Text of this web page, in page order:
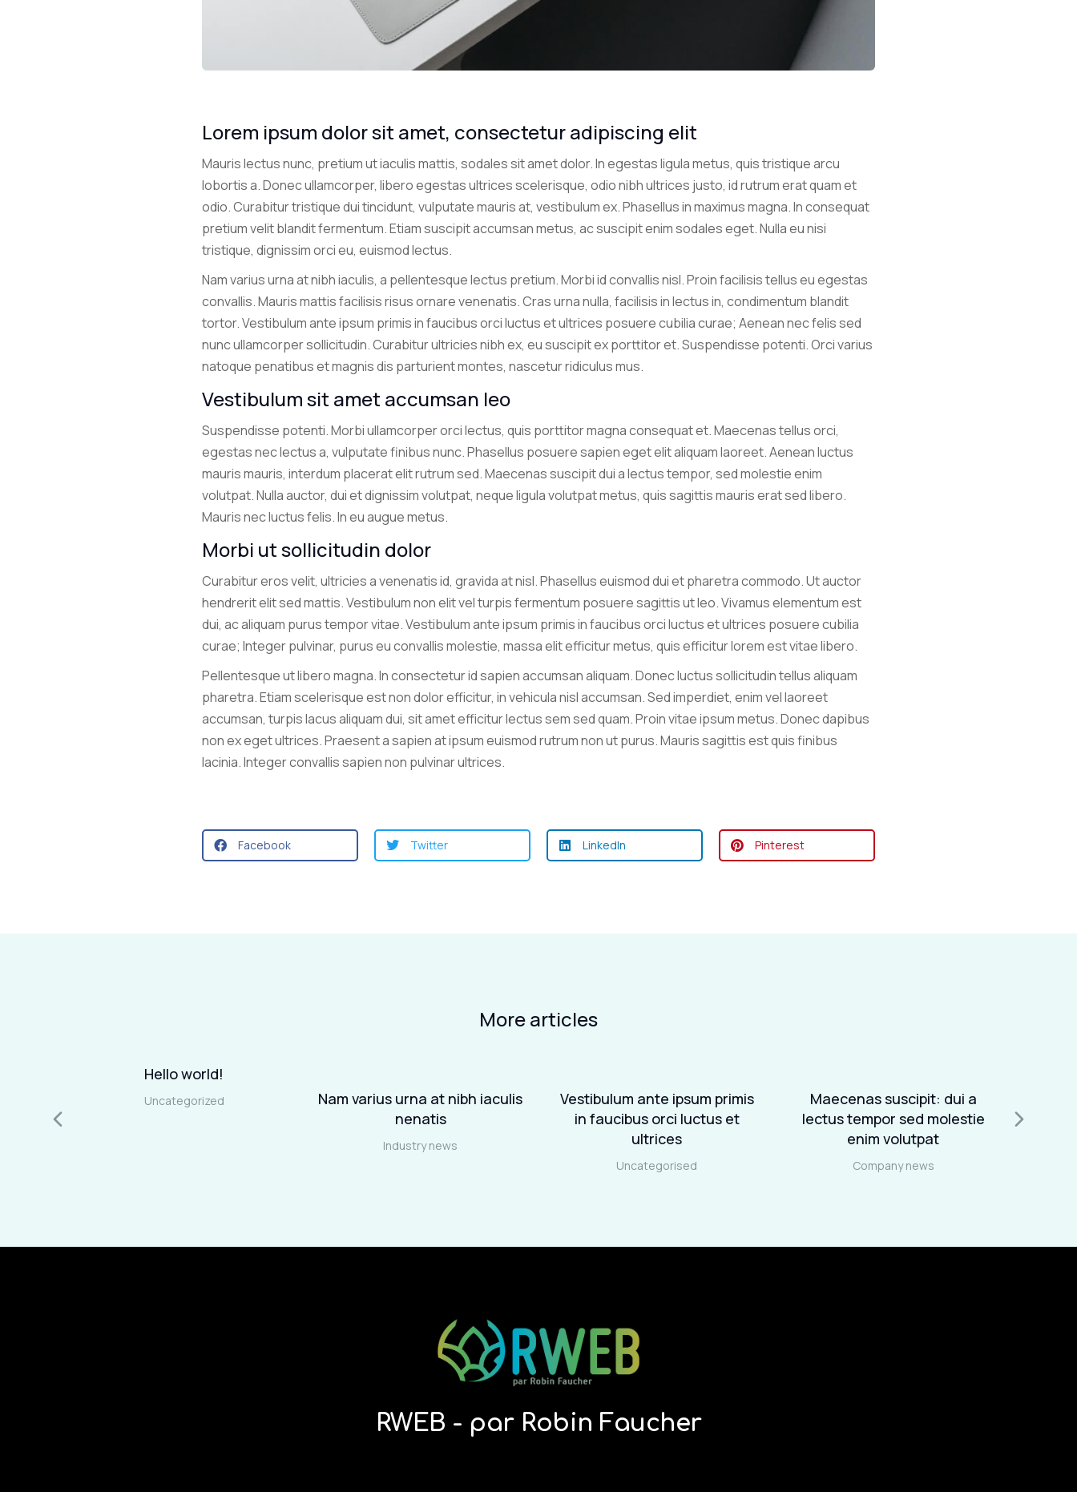
Lorem ipsum dolor sit amet, consectetur adipiscing elit
Mauris lectus nunc, pretium ut iaculis mattis, sodales sit amet dolor. In egestas ligula metus, quis tristique arcu
lobortis a. Donec ullamcorper, libero egestas ultrices scelerisque, odio nibh ultrices justo, id rutrum erat quam et
odio. Curabitur tristique dui tincidunt, vulputate mauris at, vestibulum ex. Phasellus in maximus magna. In consequat
pretium velit blandit fermentum. Etiam suscipit accumsan metus, ac suscipit enim sodales eget. Nulla eu nisi
tristique, dignissim orci eu, euismod lectus.
Nam varius urna at nibh iaculis, a pellentesque lectus pretium. Morbi id convallis nisl. Proin facilisis tellus eu egestas
convallis. Mauris mattis facilisis risus ornare venenatis. Cras urna nulla, facilisis in lectus in, condimentum blandit
tortor. Vestibulum ante ipsum primis in faucibus orci luctus et ultrices posuere cubilia curae; Aenean nec felis sed
nunc ullamcorper sollicitudin. Curabitur ultricies nibh ex, eu suscipit ex porttitor et. Suspendisse potenti. Orci varius
natoque penatibus et magnis dis parturient montes, nascetur ridiculus mus.
Vestibulum sit amet accumsan leo
Suspendisse potenti. Morbi ullamcorper orci lectus, quis porttitor magna consequat et. Maecenas tellus orci,
egestas nec lectus a, vulputate finibus nunc. Phasellus posuere sapien eget elit aliquam laoreet. Aenean luctus
mauris mauris, interdum placerat elit rutrum sed. Maecenas suscipit dui a lectus tempor, sed molestie enim
volutpat. Nulla auctor, dui et dignissim volutpat, neque ligula volutpat metus, quis sagittis mauris erat sed libero.
Mauris nec luctus felis. In eu augue metus.
Morbi ut sollicitudin dolor
Curabitur eros velit, ultricies a venenatis id, gravida at nisl. Phasellus euismod dui et pharetra commodo. Ut auctor
hendrerit elit sed mattis. Vestibulum non elit vel turpis fermentum posuere sagittis ut leo. Vivamus elementum est
dui, ac aliquam purus tempor vitae. Vestibulum ante ipsum primis in faucibus orci luctus et ultrices posuere cubilia
curae; Integer pulvinar, purus eu convallis molestie, massa elit efficitur metus, quis efficitur lorem est vitae libero.
Pellentesque ut libero magna. In consectetur id sapien accumsan aliquam. Donec luctus sollicitudin tellus aliquam
pharetra. Etiam scelerisque est non dolor efficitur, in vehicula nisl accumsan. Sed imperdiet, enim vel laoreet
accumsan, turpis lacus aliquam dui, sit amet efficitur lectus sem sed quam. Proin vitae ipsum metus. Donec dapibus
non ex eget ultrices. Praesent a sapien at ipsum euismod rutrum non ut purus. Mauris sagittis est quis finibus
lacinia. Integer convallis sapien non pulvinar ultrices.
Facebook Twitter LinkedIn Pinterest
More articles
Hello world!
Uncategorized
Nam varius urna at nibh iaculis
nenatis
Industry news
Vestibulum ante ipsum primis
in faucibus orci luctus et
ultrices
Uncategorised
Maecenas suscipit: dui a
lectus tempor sed molestie
enim volutpat
Company news
RWEB - par Robin Faucher